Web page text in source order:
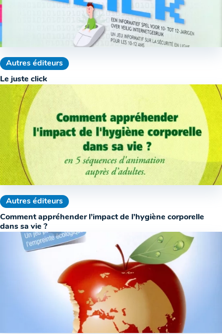
Autres éditeurs
Le juste click
Autres éditeurs
Comment appréhender l’impact de l’hygiène corporelle
dans sa vie ?